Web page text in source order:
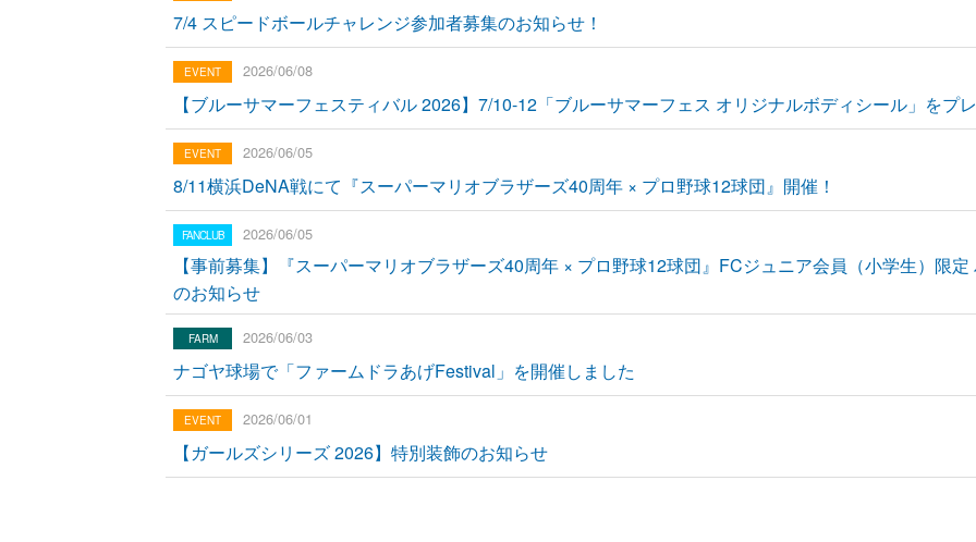
7/4 スピードボールチャレンジ参加者募集のお知らせ！
2026/06/08
【ブルーサマーフェスティバル 2026】7/10-12「ブルーサマーフェス オリジナルボディシール」をプ
2026/06/05
8/11横浜DeNA戦にて『スーパーマリオブラザーズ40周年 × プロ野球12球団』開催！
2026/06/05
【事前募集】『スーパーマリオブラザーズ40周年 × プロ野球12球団』FCジュニア会員（小学生）限
のお知らせ
2026/06/03
ナゴヤ球場で「ファームドラあげFestival」を開催しました
2026/06/01
【ガールズシリーズ 2026】特別装飾のお知らせ